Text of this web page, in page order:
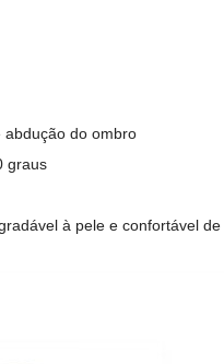
abdução do ombro
graus
à pele e confortável